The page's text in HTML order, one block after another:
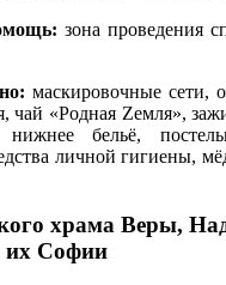
зона проведения
маскировочные сети,
чай «Родная Zемля»,
бельё,
личной гигиены,
храма Веры,
их Софии